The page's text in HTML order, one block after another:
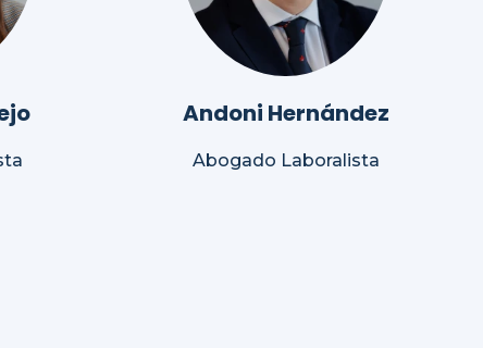
Andoni Hernández
Abogado Laboralista